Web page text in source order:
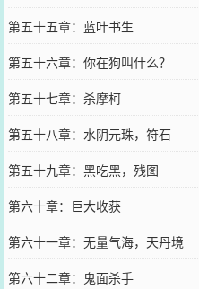
第五十五章：蓝叶书生
第五十六章：你在狗叫什么？
第五十七章：杀摩柯
第五十八章：水阴元珠，符石
第五十九章：黑吃黑，残图
第六十章：巨大收获
第六十一章：无量气海，天丹境
第六十二章：鬼面杀手